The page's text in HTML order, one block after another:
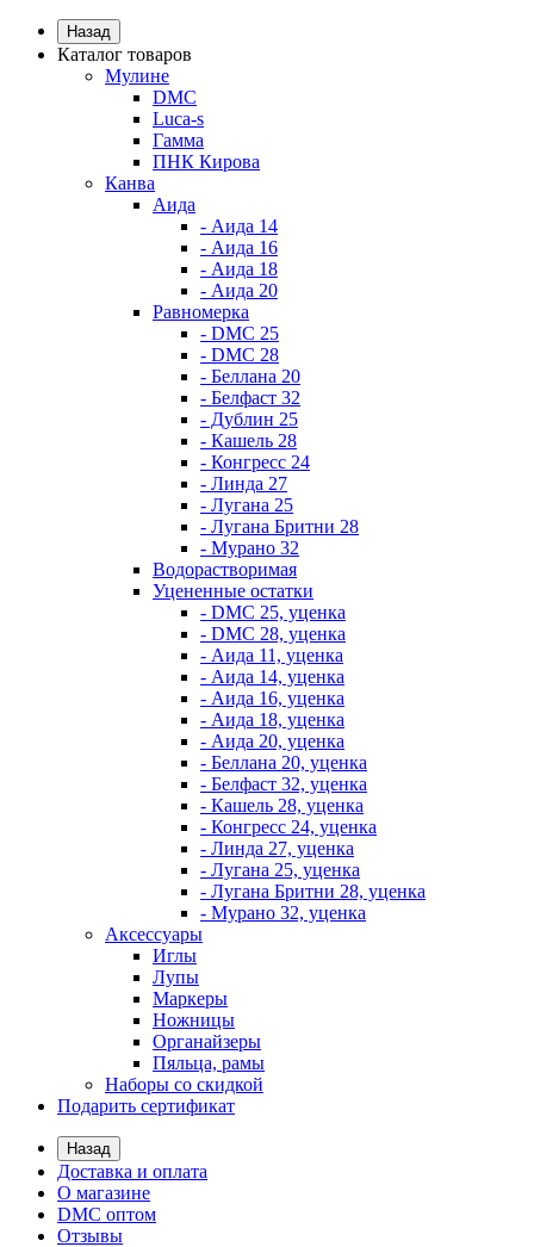
Назад
Каталог товаров
Мулине
DMC
Luca-s
Гамма
ПНК Кирова
Канва
Аида
- Аида 14
- Аида 16
- Аида 18
- Аида 20
Равномерка
- DMC 25
- DMC 28
- Беллана 20
- Белфаст 32
- Дублин 25
- Кашель 28
- Конгресс 24
- Линда 27
- Лугана 25
- Лугана Бритни 28
- Мурано 32
Водорастворимая
Уцененные остатки
- DMC 25, уценка
- DMC 28, уценка
- Аида 11, уценка
- Аида 14, уценка
- Аида 16, уценка
- Аида 18, уценка
- Аида 20, уценка
- Беллана 20, уценка
- Белфаст 32, уценка
- Кашель 28, уценка
- Конгресс 24, уценка
- Линда 27, уценка
- Лугана 25, уценка
- Лугана Бритни 28, уценка
- Мурано 32, уценка
Аксессуары
Иглы
Лупы
Маркеры
Ножницы
Органайзеры
Пяльца, рамы
Наборы со скидкой
Подарить сертификат
Назад
Доставка и оплата
О магазине
DMC оптом
Отзывы